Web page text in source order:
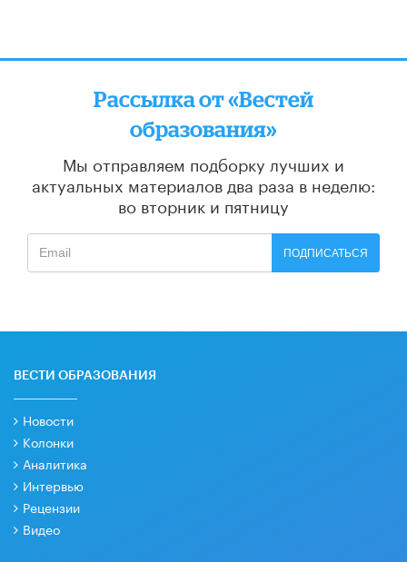
Рассылка от «Вестей
образования»
Мы отправляем подборку лучших и
актуальных материалов два раза в неделю:
во вторник и пятницу
ПОДПИСАТЬСЯ
ВЕСТИ ОБРАЗОВАНИЯ
Новости
Колонки
Аналитика
Интервью
Рецензии
Видео